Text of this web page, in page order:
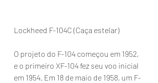
Lockheed F-104C (Caça estelar)
O projeto do F-104 começou em 1952,
e o primeiro XF-104 fez seu voo inicial
em 1954. Em 18 de maio de 1958, um F-